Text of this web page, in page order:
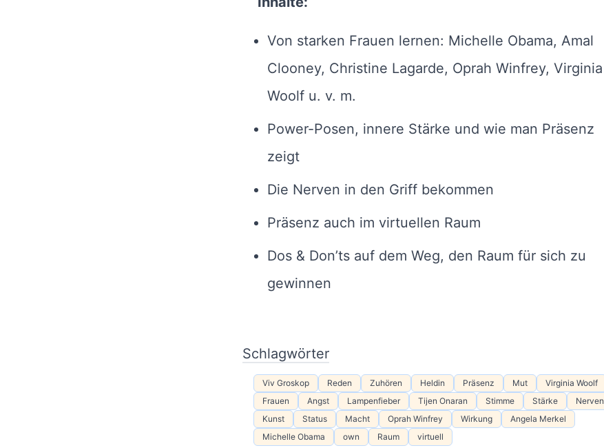
Von starken Frauen lernen: Michelle Obama, Amal
Clooney, Christine Lagarde, Oprah Winfrey, Virginia
Woolf u. v. m.
Power-Posen, innere Stärke und wie man Präsenz
zeigt
Die Nerven in den Griff bekommen
Präsenz auch im virtuellen Raum
Dos & Don’ts auf dem Weg, den Raum für sich zu
gewinnen
Schlagwörter
Viv Groskop Reden Zuhören Heldin Präsenz Mut
Virginia Woolf
Frauen
Angst Lampenfieber Tijen Onaran Stimme Stärke
Nerven
Kunst
Status Macht Oprah Winfrey Wirkung
Angela Merkel
Michelle Obama
own Raum virtuell